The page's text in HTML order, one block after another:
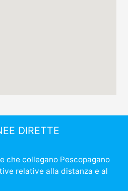
DIRETTE
che collegano Pescopagano
relative alla distanza e al